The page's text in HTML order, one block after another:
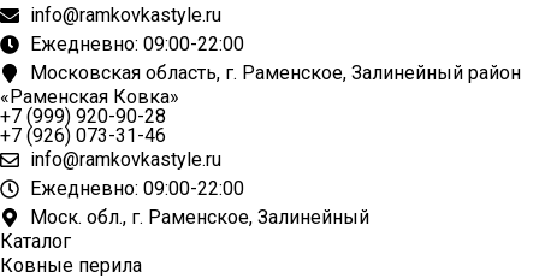
info@ramkovkastyle.ru
Ежедневно: 09:00-22:00
Московская область, г. Раменское, Залинейный район
«Раменская Ковка»
+7 (999) 920-90-28
+7 (926) 073-31-46
info@ramkovkastyle.ru
Ежедневно: 09:00-22:00
Моск. обл., г. Раменское, Залинейный
Каталог
Ковные перила